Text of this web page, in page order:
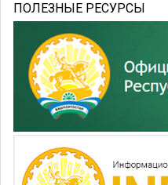
ПОЛЕЗНЫЕ РЕСУРСЫ